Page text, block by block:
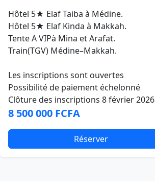
Hôtel 5★ Elaf Taiba à Médine.
Hôtel 5★ Elaf Kinda à Makkah.
Tente A VIPà Mina et Arafat.
Train(TGV) Médine–Makkah.
Les inscriptions sont ouvertes
Possibilité de paiement échelonné
Clôture des inscriptions 8 février 2026
8 500 000 FCFA
Réserver